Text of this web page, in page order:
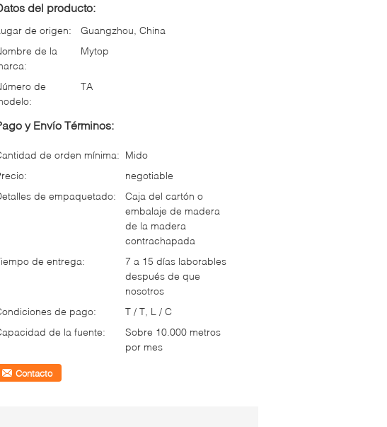
del producto:
de origen:
Guangzhou, China
de la
Mytop
de
TA
y Envío Términos:
de orden mínima: Mido
negotiable
de empaquetado:
Caja del cartón o
embalaje de madera
de la madera
contrachapada
de entrega:
7 a 15 días laborables
después de que
nosotros
de pago:
T / T, L / C
de la fuente:
Sobre 10.000 metros
por mes
Contacto